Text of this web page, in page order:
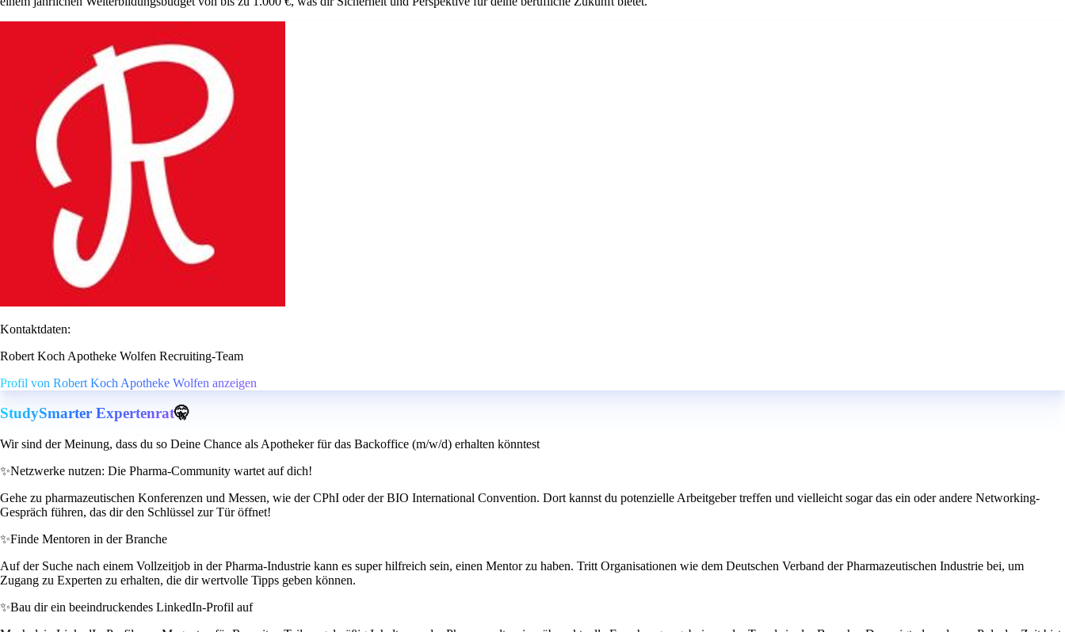
Kontaktdaten:
Robert Koch Apotheke Wolfen Recruiting-Team
Profil von Robert Koch Apotheke Wolfen anzeigen
StudySmarter Expertenrat🤫
Wir sind der Meinung, dass du so Deine Chance als Apotheker für das Backoffice (m/w/d) erhalten könntest
✨Netzwerke nutzen: Die Pharma-Community wartet auf dich!
Gehe zu pharmazeutischen Konferenzen und Messen, wie der CPhI oder der BIO International Convention. Dort kannst du potenzielle Arbeitgeber treffen und vielleicht sogar das ein oder andere Networking-
Gespräch führen, das dir den Schlüssel zur Tür öffnet!
✨Finde Mentoren in der Branche
Auf der Suche nach einem Vollzeitjob in der Pharma-Industrie kann es super hilfreich sein, einen Mentor zu haben. Tritt Organisationen wie dem Deutschen Verband der Pharmazeutischen Industrie bei, um
Zugang zu Experten zu erhalten, die dir wertvolle Tipps geben können.
✨Bau dir ein beeindruckendes LinkedIn-Profil auf